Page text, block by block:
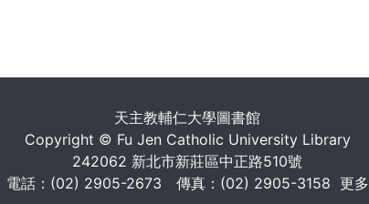
天主教輔仁大學圖書館
Copyright © Fu Jen Catholic University Library
242062 新北市新莊區中正路510號
電話：(02) 2905-2673 傳真：(02) 2905-3158 更多